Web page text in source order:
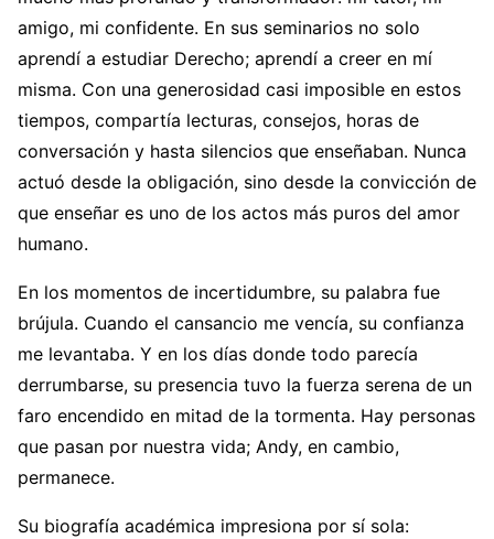
amigo, mi confidente. En sus seminarios no solo
aprendí a estudiar Derecho; aprendí a creer en mí
misma. Con una generosidad casi imposible en estos
tiempos, compartía lecturas, consejos, horas de
conversación y hasta silencios que enseñaban. Nunca
actuó desde la obligación, sino desde la convicción de
que enseñar es uno de los actos más puros del amor
humano.
En los momentos de incertidumbre, su palabra fue
brújula. Cuando el cansancio me vencía, su confianza
me levantaba. Y en los días donde todo parecía
derrumbarse, su presencia tuvo la fuerza serena de un
faro encendido en mitad de la tormenta. Hay personas
que pasan por nuestra vida; Andy, en cambio,
permanece.
Su biografía académica impresiona por sí sola: